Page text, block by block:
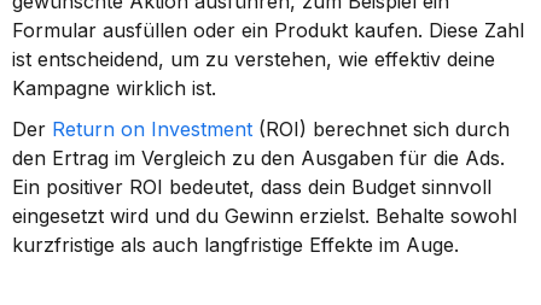
Formular ausfüllen oder ein Produkt kaufen. Diese Zahl
ist entscheidend, um zu verstehen, wie effektiv deine
Kampagne wirklich ist.
Der Return on Investment (ROI) berechnet sich durch
den Ertrag im Vergleich zu den Ausgaben für die Ads.
Ein positiver ROI bedeutet, dass dein Budget sinnvoll
eingesetzt wird und du Gewinn erzielst. Behalte sowohl
kurzfristige als auch langfristige Effekte im Auge.